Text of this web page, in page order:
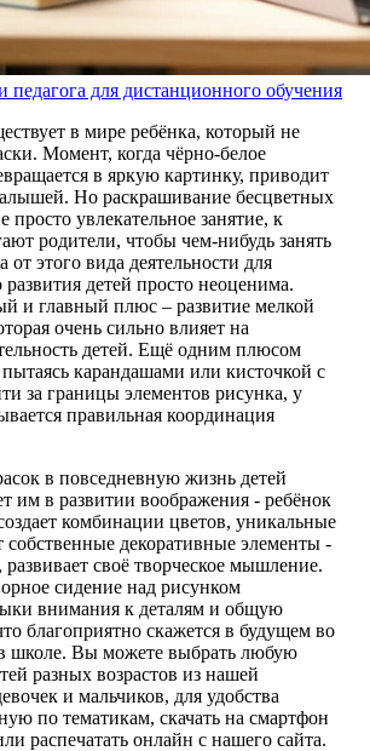
для дистанционного обучения
в мире ребёнка, который не
Момент, когда чёрно-белое
в яркую картинку, приводит
Но раскрашивание бесцветных
просто увлекательное занятие, к
родители, чтобы чем-нибудь занять
от этого вида деятельности для
развития детей просто неоценима.
и главный плюс – развитие мелкой
очень сильно влияет на
детей. Ещё одним плюсом
пытаясь карандашами или кисточкой с
за границы элементов рисунка, у
правильная координация
в повседневную жизнь детей
им в развитии воображения - ребёнок
комбинации цветов, уникальные
собственные декоративные элементы -
развивает своё творческое мышление.
сидение над рисунком
внимания к деталям и общую
благоприятно скажется в будущем во
школе. Вы можете выбрать любую
разных возрастов из нашей
и мальчиков, для удобства
по тематикам, скачать на смартфон
распечатать онлайн с нашего сайта.